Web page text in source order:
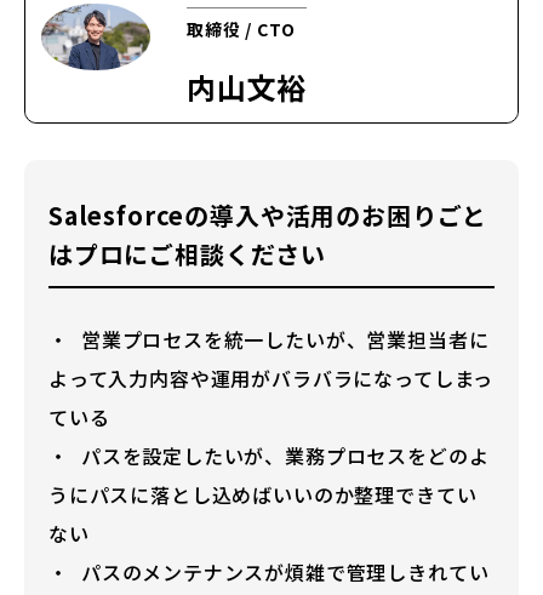
取締役 / CTO
内山文裕
Salesforceの導入や活用のお困りごと
はプロにご相談ください
営業プロセスを統一したいが、営業担当者に
よって入力内容や運用がバラバラになってしまっ
ている
パスを設定したいが、業務プロセスをどのよ
うにパスに落とし込めばいいのか整理できてい
ない
パスのメンテナンスが煩雑で管理しきれてい